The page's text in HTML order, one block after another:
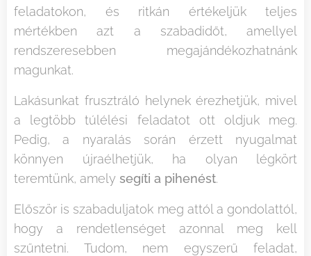
feladatokon, és ritkán értékeljük teljes
mértékben azt a szabadidőt, amellyel
rendszeresebben megajándékozhatnánk
magunkat.
Lakásunkat frusztráló helynek érezhetjük, mivel
a legtöbb túlélési feladatot ott oldjuk meg.
Pedig, a nyaralás során érzett nyugalmat
könnyen újraélhetjük, ha olyan légkört
teremtünk, amely segíti a pihenést.
Először is szabaduljatok meg attól a gondolattól,
hogy a rendetlenséget azonnal meg kell
szűntetni. Tudom, nem egyszerű feladat,